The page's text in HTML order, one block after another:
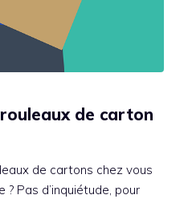
de carton
de cartons chez vous
Pas d’inquiétude, pour